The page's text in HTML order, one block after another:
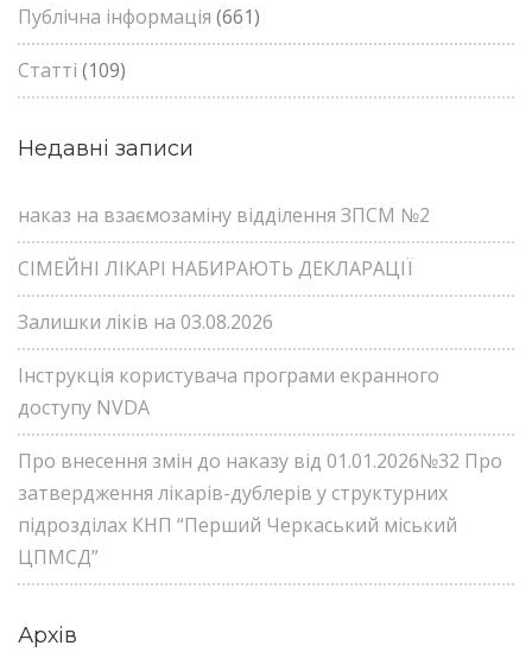
Публічна інформація (661)
Статті (109)
Недавні записи
наказ на взаємозаміну відділення ЗПСМ №2
СІМЕЙНІ ЛІКАРІ НАБИРАЮТЬ ДЕКЛАРАЦІЇ
Залишки ліків на 03.08.2026
Інструкція користувача програми екранного
доступу NVDA
Про внесення змін до наказу від 01.01.2026№32 Про
затвердження лікарів-дублерів у структурних
підрозділах КНП “Перший Черкаський міський
ЦПМСД”
Архів